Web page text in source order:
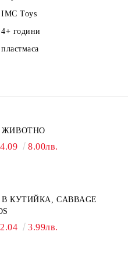
IMC Toys
4+ години
пластмаса
ЖИВОТНО
8.00лв.
КУТИЙКА, CABBAGE
3.99лв.